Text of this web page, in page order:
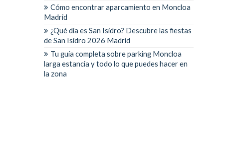
Cómo encontrar aparcamiento en Moncloa
Madrid
¿Qué día es San Isidro? Descubre las fiestas
de San Isidro 2026 Madrid
Tu guía completa sobre parking Moncloa
larga estancia y todo lo que puedes hacer en
la zona